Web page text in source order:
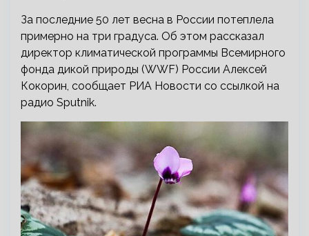
За последние 50 лет весна в России потеплела
примерно на три градуса. Об этом рассказал
директор климатической программы Всемирного
фонда дикой природы (WWF) России Алексей
Кокорин, сообщает РИА Новости со ссылкой на
радио Sputnik.